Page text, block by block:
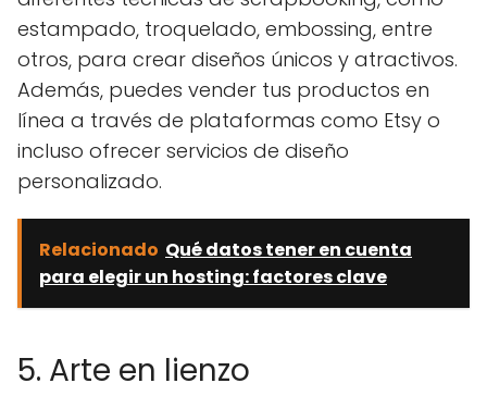
estampado, troquelado, embossing, entre
otros, para crear diseños únicos y atractivos.
Además, puedes vender tus productos en
línea a través de plataformas como Etsy o
incluso ofrecer servicios de diseño
personalizado.
Relacionado Qué datos tener en cuenta
para elegir un hosting: factores clave
5. Arte en lienzo